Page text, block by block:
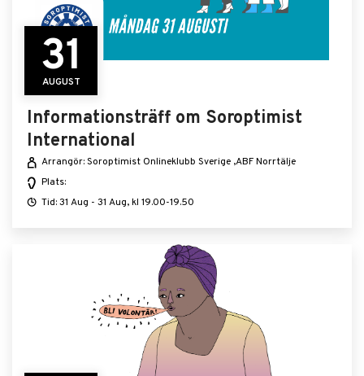
31
AUGUST
Informationsträff om Soroptimist
International
Arrangör: Soroptimist Onlineklubb Sverige ,ABF Norrtälje
Plats:
Tid: 31 Aug - 31 Aug, kl 19.00-19.50